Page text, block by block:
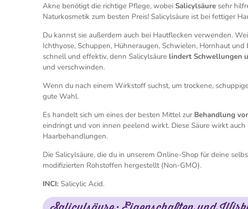
Akne benötigt die richtige Pflege, wobei Salicylsäure sehr
Naturkosmetik zum besten Preis! Salicylsäure ist bei fettiger
Du kannst sie außerdem auch bei Hautflecken verwenden.
Ichthyose, Schuppen, Hühneraugen, Schwielen, Hornhaut
schnell und effektiv, denn Salicylsäure lindert Schwellungen
und verschwinden.
Wenn du nach einem Wirkstoff suchst, um trockene,
gute Wahl.
Es handelt sich um eines der besten Mittel zur Behandlung
eindringt und von innen peelend wirkt. Diese Säure wirkt
Haarbehandlungen.
Die Salicylsäure, die du in unserem Online-Shop für deine
modifizierten Rohstoffen hergestellt (Non-GMO).
INCI: Salicylic Acid.